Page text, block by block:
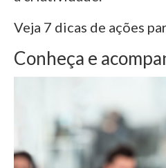
Veja 7 dicas de ações
Conheça e